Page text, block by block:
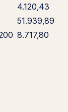
4.120,43
51.939,89
8.717,80